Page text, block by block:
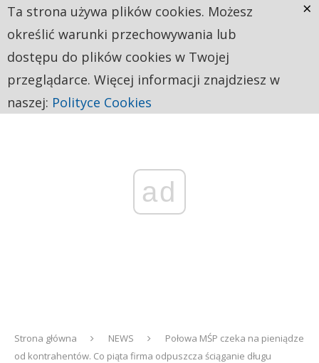
ad
Strona główna NEWS
Połowa MŚP czeka na pieniądze
od kontrahentów. Co piąta firma odpuszcza ściąganie długu
Ta strona używa plików cookies. Możesz
określić warunki przechowywania lub
dostępu do plików cookies w Twojej
przeglądarce. Więcej informacji znajdziesz w
naszej: Polityce Cookies
×